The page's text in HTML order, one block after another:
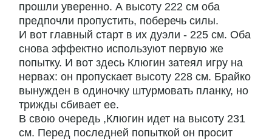
прошли уверенно. А высоту 222 см оба
предпочли пропустить, поберечь силы.
И вот главный старт в их дуэли - 225 см. Оба
снова эффектно используют первую же
попытку. И вот здесь Клюгин затеял игру на
нервах: он пропускает высоту 228 см. Брайко
вынужден в одиночку штурмовать планку, но
трижды сбивает ее.
В свою очередь ,Клюгин идет на высоту 231
см. Перед последней попыткой он просит